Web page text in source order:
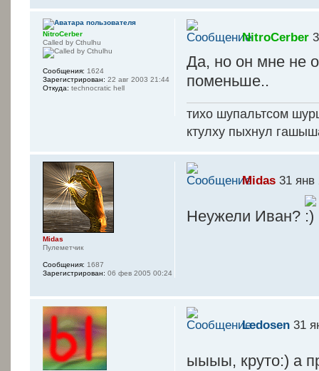
NitroCerber
Да, но он мне не
поменьше..
тихо шупальтсом
ктулху пыхнул
NitroCerber
Called by Cthulhu
Сообщения: 1624
Зарегистрирован: 22 авг 2003 21:44
Откуда: technocratic hell
Midas 31 янв
Неужели Иван?
Midas
Пулеметчик
Сообщения: 1687
Зарегистрирован: 06 фев 2005 00:24
Ledosen 31
ыыыы, круто:) а